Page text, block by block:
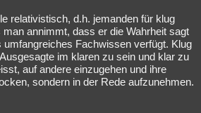
relativistisch, d.h. jemanden für klug
annimmt, dass er die Wahrheit sagt
umfangreiches Fachwissen verfügt. Klug
im klaren zu sein und klar zu
auf andere einzugehen und ihre
sondern in der Rede aufzunehmen.